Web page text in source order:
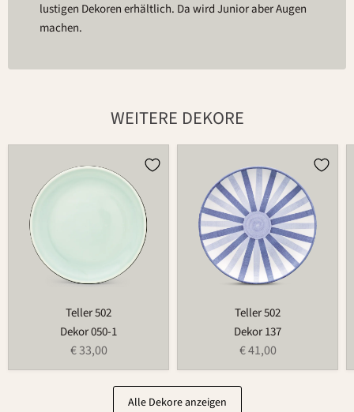
lustigen Dekoren erhältlich. Da wird Junior aber Augen
machen.
WEITERE DEKORE
Teller 502
Dekor 050-1
€ 33,00
Teller 502
Dekor 137
€ 41,00
Alle Dekore anzeigen